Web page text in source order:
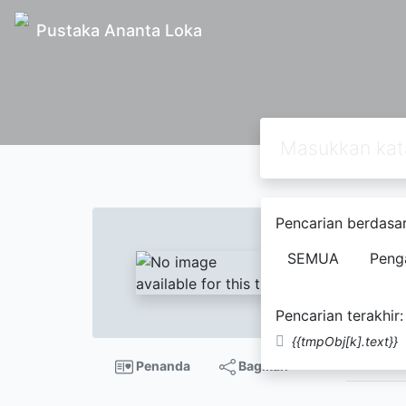
Pustaka Ananta Loka
Pencarian
SEMUA
Pencarian terakhir:
{{tmpObj[k].text}}
Penanda
Bagikan
Text